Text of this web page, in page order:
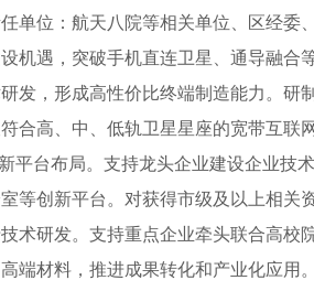
单位：航天八院等相关单位、区经
机遇，突破手机直连卫星、通导融
发，形成高性价比终端制造能力。
合高、中、低轨卫星星座的宽带互
平台布局。支持龙头企业建设企业技
等创新平台。对获得市级及以上相
术研发。支持重点企业牵头联合高
端材料，推进成果转化和产业化应